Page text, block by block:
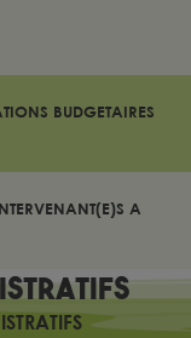
BUDGETAIRES
A